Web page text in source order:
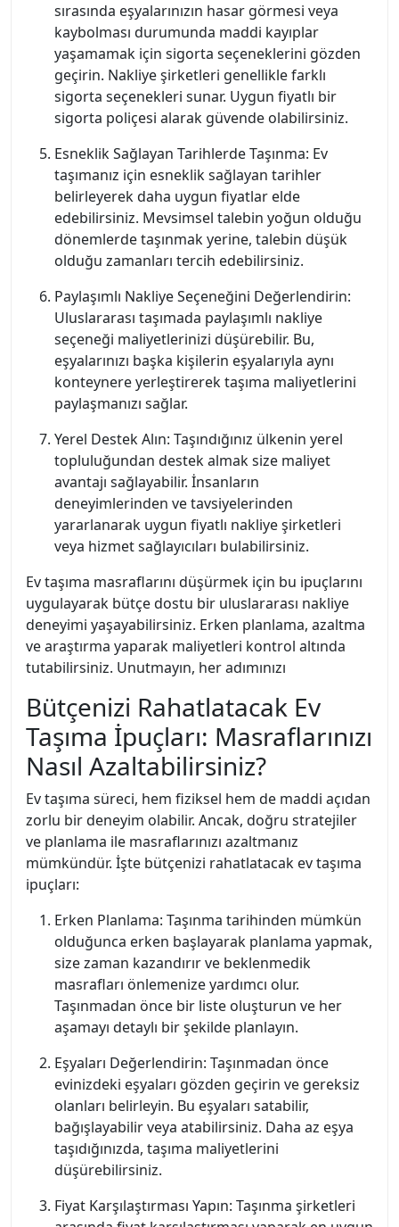
sırasında eşyalarınızın hasar görmesi veya
kaybolması durumunda maddi kayıplar
yaşamamak için sigorta seçeneklerini gözden
geçirin. Nakliye şirketleri genellikle farklı
sigorta seçenekleri sunar. Uygun fiyatlı bir
sigorta poliçesi alarak güvende olabilirsiniz.
Esneklik Sağlayan Tarihlerde Taşınma: Ev
taşımanız için esneklik sağlayan tarihler
belirleyerek daha uygun fiyatlar elde
edebilirsiniz. Mevsimsel talebin yoğun olduğu
dönemlerde taşınmak yerine, talebin düşük
olduğu zamanları tercih edebilirsiniz.
Paylaşımlı Nakliye Seçeneğini Değerlendirin:
Uluslararası taşımada paylaşımlı nakliye
seçeneği maliyetlerinizi düşürebilir. Bu,
eşyalarınızı başka kişilerin eşyalarıyla aynı
konteynere yerleştirerek taşıma maliyetlerini
paylaşmanızı sağlar.
Yerel Destek Alın: Taşındığınız ülkenin yerel
topluluğundan destek almak size maliyet
avantajı sağlayabilir. İnsanların
deneyimlerinden ve tavsiyelerinden
yararlanarak uygun fiyatlı nakliye şirketleri
veya hizmet sağlayıcıları bulabilirsiniz.
Ev taşıma masraflarını düşürmek için bu ipuçlarını
uygulayarak bütçe dostu bir uluslararası nakliye
deneyimi yaşayabilirsiniz. Erken planlama, azaltma
ve araştırma yaparak maliyetleri kontrol altında
tutabilirsiniz. Unutmayın, her adımınızı
Bütçenizi Rahatlatacak Ev
Taşıma İpuçları: Masraflarınızı
Nasıl Azaltabilirsiniz?
Ev taşıma süreci, hem fiziksel hem de maddi açıdan
zorlu bir deneyim olabilir. Ancak, doğru stratejiler
ve planlama ile masraflarınızı azaltmanız
mümkündür. İşte bütçenizi rahatlatacak ev taşıma
ipuçları:
Erken Planlama: Taşınma tarihinden mümkün
olduğunca erken başlayarak planlama yapmak,
size zaman kazandırır ve beklenmedik
masrafları önlemenize yardımcı olur.
Taşınmadan önce bir liste oluşturun ve her
aşamayı detaylı bir şekilde planlayın.
Eşyaları Değerlendirin: Taşınmadan önce
evinizdeki eşyaları gözden geçirin ve gereksiz
olanları belirleyin. Bu eşyaları satabilir,
bağışlayabilir veya atabilirsiniz. Daha az eşya
taşıdığınızda, taşıma maliyetlerini
düşürebilirsiniz.
Fiyat Karşılaştırması Yapın: Taşınma şirketleri